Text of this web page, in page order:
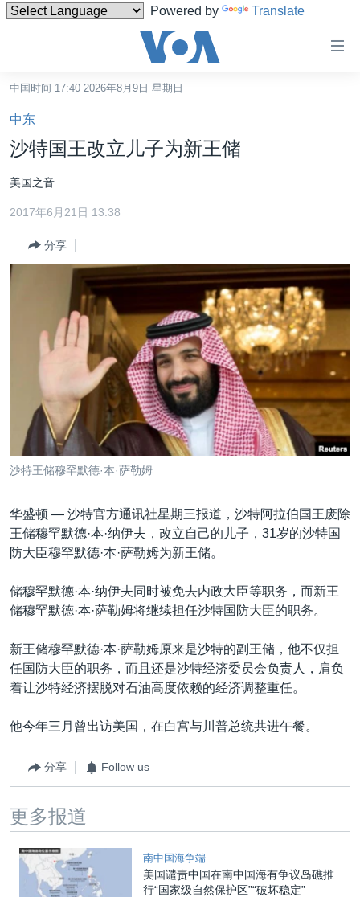
Powered by Translate
碍
链
接
跳
转
内
转
中国
台湾
港澳
国际
最新国际新闻
中东
非洲
美洲
全球议题
经济·金融·贸易
人权·法律·宗教
科教·文娱·体健
军事
劳工
环境
热点专题
国会报道
美中关系
美国建国250周年
美国之音专访
重要讲话与声明
南中国海争端
关注新疆
GEN Z 看美国
VOA视频
VOA今日焦点
中文广播
关注我们
中国时间 17:40 2026年8月9日 星期日
中东
沙特国王改立儿子为新王储
美国之音
2017年6月21日 13:38
分享
沙特王储穆罕默德·本·萨勒姆
华盛顿 — 沙特官方通讯社星期三报道，沙特阿拉伯国王废除
王储穆罕默德·本·纳伊夫，改立自己的儿子，31岁的沙特国
防大臣穆罕默德·本·萨勒姆为新王储。
储穆罕默德·本·纳伊夫同时被免去内政大臣等职务，而新王
储穆罕默德·本·萨勒姆将继续担任沙特国防大臣的职务。
新王储穆罕默德·本·萨勒姆原来是沙特的副王储，他不仅担
任国防大臣的职务，而且还是沙特经济委员会负责人，肩负
着让沙特经济摆脱对石油高度依赖的经济调整重任。
他今年三月曾出访美国，在白宫与川普总统共进午餐。
分享 Follow us
更多报道
南中国海争端
美国谴责中国在南中国海有争议岛礁推
行“国家级自然保护区”“破坏稳定”